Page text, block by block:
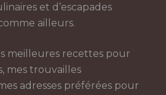
et d’escapades
ailleurs.
meilleures recettes pour
mes trouvailles
adresses préférées pour